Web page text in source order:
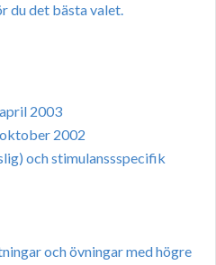
du det bästa valet.
2003
2002
och stimulanssspecifik
och övningar med högre